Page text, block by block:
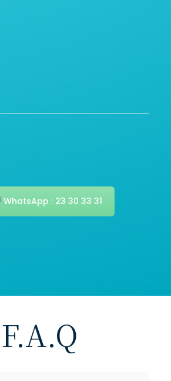
WhatsApp : 23 30 33 31
F.A.Q